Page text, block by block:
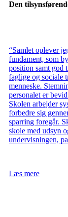
Den
“Samlet oplever
fundament, som
position samt god
faglige og sociale
menneske.
personalet er
Skolen arbejder
forbedre sig
sparring foregår.
skole med udsyn
undervisningen,
Læs mere